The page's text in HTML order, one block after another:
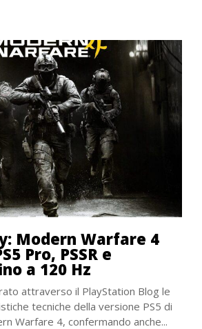
Modern Warfare 4
Pro, PSSR e
a 120 Hz
attraverso il PlayStation Blog le
tecniche della versione PS5 di
Warfare 4, confermando anche...